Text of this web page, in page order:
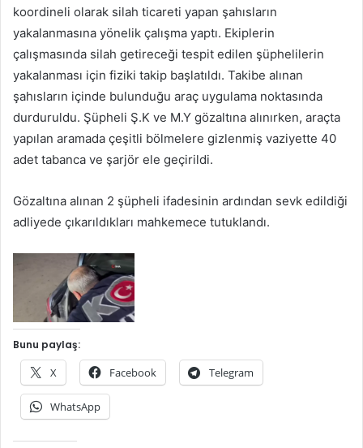
koordineli olarak silah ticareti yapan şahısların
yakalanmasına yönelik çalışma yaptı. Ekiplerin
çalışmasında silah getireceği tespit edilen şüphelilerin
yakalanması için fiziki takip başlatıldı. Takibe alınan
şahısların içinde bulunduğu araç uygulama noktasında
durduruldu. Şüpheli Ş.K ve M.Y gözaltına alınırken, araçta
yapılan aramada çeşitli bölmelere gizlenmiş vaziyette 40
adet tabanca ve şarjör ele geçirildi.
Gözaltına alınan 2 şüpheli ifadesinin ardından sevk edildiği
adliyede çıkarıldıkları mahkemece tutuklandı.
Bunu paylaş:
X Facebook Telegram
WhatsApp